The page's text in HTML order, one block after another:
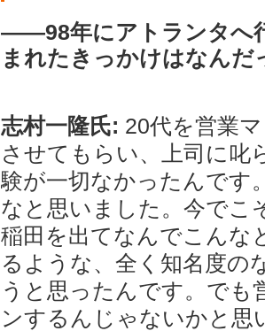
――98年にアトランタへ
まれたきっかけはなんだ
志村一隆氏: 20代を営業
させてもらい、上司に叱
験が一切なかったんです
なと思いました。今でこ
稲田を出てなんでこんな
るような、全く知名度の
うと思ったんです。でも
ンするんじゃないかと思